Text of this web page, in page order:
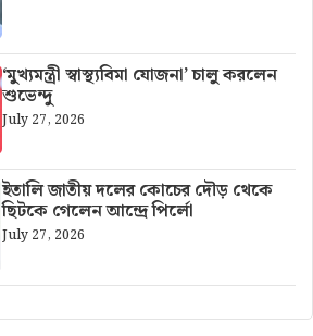
‘মুখ্যমন্ত্রী স্বাস্থ্যবিমা যোজনা’ চালু করলেন
শুভেন্দু
July 27, 2026
ইতালি জাতীয় দলের কোচের দৌড় থেকে
ছিটকে গেলেন আন্দ্রে পির্লো
July 27, 2026